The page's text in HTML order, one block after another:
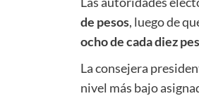
de pesos, luego de
ocho de cada diez
La consejera
nivel más bajo